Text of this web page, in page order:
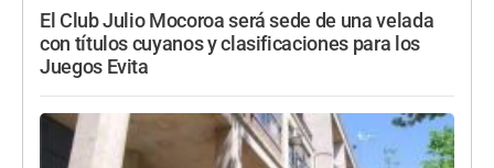
El Club Julio Mocoroa será sede de una velada
con títulos cuyanos y clasificaciones para los
Juegos Evita